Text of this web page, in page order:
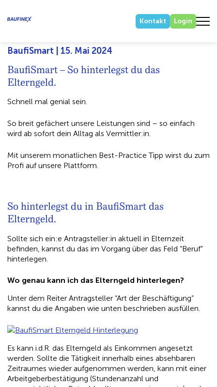
Kontakt Login
BaufiSmart | 15. Mai 2024
BaufiSmart – So hinterlegst du das
Elterngeld.
Schnell mal genial sein.
So breit gefächert unsere Leistungen sind – so einfach
wird ab sofort dein Alltag als Vermittler:in.
Mit unserem monatlichen Best-Practice Tipp wirst du zum
Profi auf unsere Plattform.
So hinterlegst du in BaufiSmart das
Elterngeld.
Sollte sich ein:e Antragsteller:in aktuell in Elternzeit
befinden, kannst du das im Vorgang über das Feld “Beruf”
hinterlegen.
Wo genau kann ich das Elterngeld hinterlegen?
Unter dem Reiter Antragsteller “Art der Beschäftigung”
kannst du die Angaben wie unten beschrieben ausfüllen.
Es kann i.d.R. das Elterngeld als Einkommen angesetzt
werden. Sollte die Tätigkeit innerhalb eines absehbaren
Zeitraumes wieder aufgenommen werden, kann mit einer
Arbeitgeberbestätigung (Stundenanzahl und